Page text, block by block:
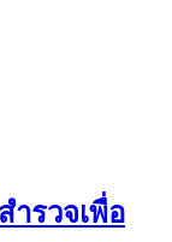
ำรวจเพื่อ